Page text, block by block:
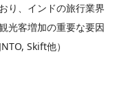
り、インドの旅行業界
光客増加の重要な要因
Skift他）